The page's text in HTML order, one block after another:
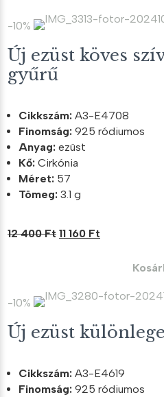
-10%
Új ezüst köves
gyűrű
Cikkszám: A3-E4708
Finomság: 925 ródiumos
Anyag: ezüst
Kő: Cirkónia
Méret: 57
Tömeg: 3.1 g
12 400Ft Original
400 Ft.
11 160 Ft
160 Ft.
-10%
Új ezüst
Cikkszám: A3-E4619
Finomság: 925 ródiumos